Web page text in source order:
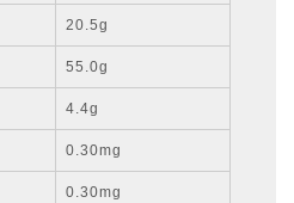
20.5g
55.0g
4.4g
0.30mg
0.30mg